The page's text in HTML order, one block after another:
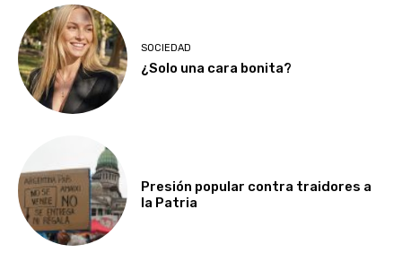
SOCIEDAD
¿Solo una cara bonita?
Presión popular contra traidores a
la Patria